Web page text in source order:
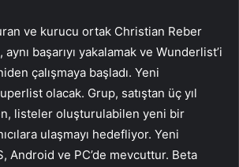
ve kurucu ortak Christian Reber
başarıyı yakalamak ve Wunderlist’i
çalışmaya başladı. Yeni
olacak. Grup, satıştan üç yıl
listeler oluşturulabilen yeni bir
ulaşmayı hedefliyor. Yeni
Android ve PC’de mevcuttur. Beta